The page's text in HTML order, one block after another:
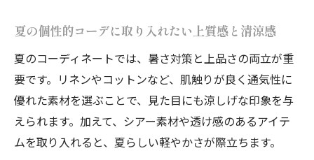
夏の個性的コーデに取り入れたい上質感と清涼感
夏のコーディネートでは、暑さ対策と上品さの両立が重
要です。リネンやコットンなど、肌触りが良く通気性に
優れた素材を選ぶことで、見た目にも涼しげな印象を与
えられます。加えて、シアー素材や透け感のあるアイテ
ムを取り入れると、夏らしい軽やかさが際立ちます。